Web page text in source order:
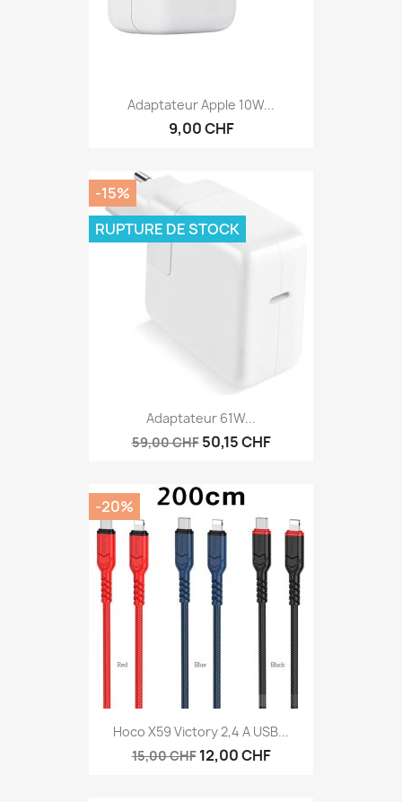
Adaptateur Apple 10W...
9,00 CHF
Adaptateur 61W...
59,00 CHF 50,15 CHF
-15%
RUPTURE DE STOCK
Hoco X59 Victory 2,4 A USB...
15,00 CHF 12,00 CHF
-20%